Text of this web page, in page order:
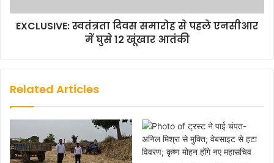
EXCLUSIVE: स्वतंत्रता दिवस समारोह से पहले एनसीआर
में घुसे 12 खूंखार आतंकी
Related Articles